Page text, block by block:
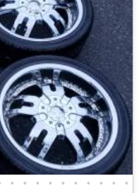
• • • • • • • • • •